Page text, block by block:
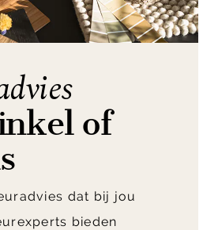
of
dat bij jou
bieden